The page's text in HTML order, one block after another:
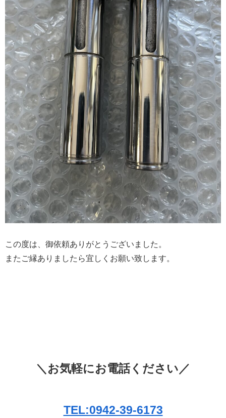
この度は、御依頼ありがとうございました。
またご縁ありましたら宜しくお願い致します。
＼お気軽にお電話ください／
TEL:0942-39-6173